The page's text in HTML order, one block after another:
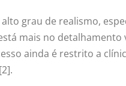
grau de realismo,
mais no
ainda é restrito a